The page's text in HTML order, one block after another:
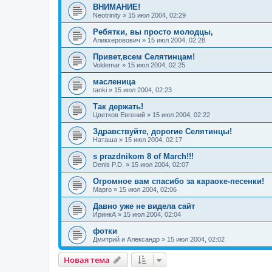
ВНИМАНИЕ!
Neotrinity » 15 июл 2004, 02:29
Ребятки, вы просто молодцы,
Аликхеровович » 15 июл 2004, 02:28
Привет,всем Селятинцам!
Voldemar » 15 июл 2004, 02:25
масленица
tanki » 15 июл 2004, 02:23
Так держать!
Цветков Евгений » 15 июл 2004, 02:22
Здравствуйте, дорогие Селятинцы!
Наташа » 15 июл 2004, 02:17
s prazdnikom 8 of March!!!
Denis P.D. » 15 июл 2004, 02:07
Огромное вам спасибо за караоке-песенки!
Марго » 15 июл 2004, 02:06
Давно уже не видела сайт
ИринкА » 15 июл 2004, 02:04
фотки
Дмитрий и Александр » 15 июл 2004, 02:02
Новая тема